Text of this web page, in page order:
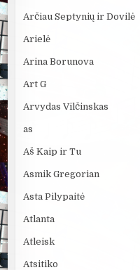
Arčiau Septynių ir Dovilė
Arielė
Arina Borunova
Art G
Arvydas Vilčinskas
as
Aš Kaip ir Tu
Asmik Gregorian
Asta Pilypaitė
Atlanta
Atleisk
Atsitiko